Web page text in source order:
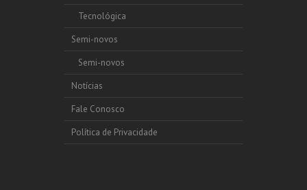
Tecnológica
Semi-novos
Semi-novos
Notícias
Fale Conosco
Política de Privacidade